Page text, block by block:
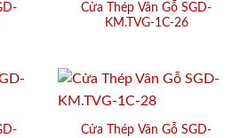
Cửa Thép Vân Gỗ SGD-
KM.TVG-1C-26
Cửa Thép Vân Gỗ SGD-